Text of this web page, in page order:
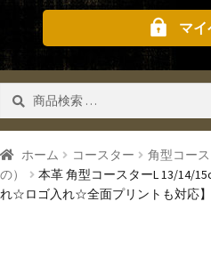
マ
対
象:
検索
ホーム コースター 角型コー
の）
本革 角型コースターL 13/14/
れ☆ロゴ入れ☆全面プリントも対応